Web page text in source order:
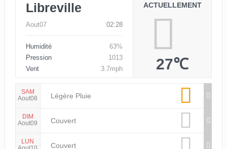
Libreville
Aout07 02:28
Humidité
63%
Pression
1013
Vent
3.7mph
ACTUELLEMENT
27℃
SAM
Aout08
Légère Pluie
DIM
Aout09
Couvert
LUN
Couvert